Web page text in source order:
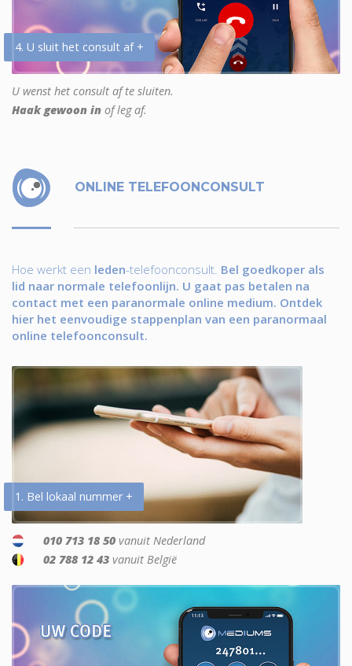
4. U sluit het consult af +
U wenst het consult af te sluiten.
Haak gewoon in of leg af.
ONLINE TELEFOONCONSULT
Hoe werkt een leden-telefoonconsult. Bel goedkoper als
lid naar normale telefoonlijn. U gaat pas betalen na
contact met een paranormale online medium. Ontdek
hier het eenvoudige stappenplan van een paranormaal
online telefoonconsult.
1. Bel lokaal nummer +
010 713 18 50 vanuit Nederland
02 788 12 43 vanuit België